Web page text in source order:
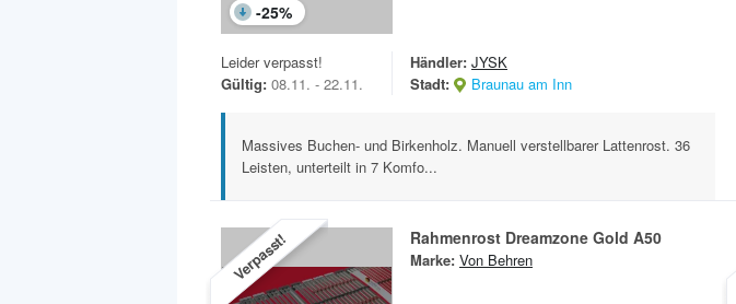
-25%
Leider verpasst!
Gültig: 08.11. - 22.11.
Händler: JYSK
Stadt:
Braunau am Inn
Massives Buchen- und Birkenholz. Manuell verstellbarer Lattenrost. 36
Leisten, unterteilt in 7 Komfo...
Verpasst! Rahmenrost Dreamzone Gold A50
Marke: Von Behren